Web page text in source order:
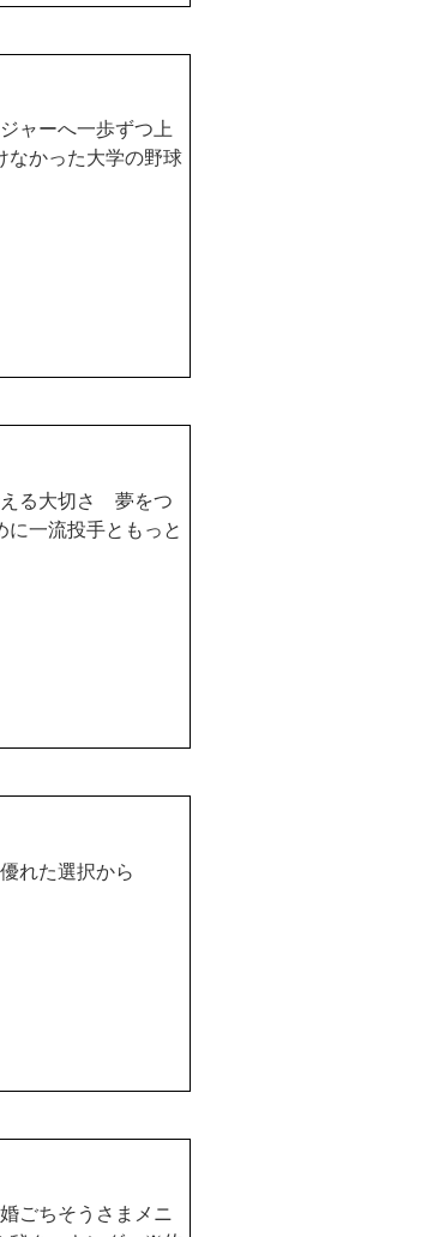
ャーへ一歩ずつ上
かった大学の野球
る大切さ 夢をつ
一流投手ともっと
れた選択から
ごちそうさまメニ